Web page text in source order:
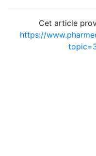
Cet article
https://